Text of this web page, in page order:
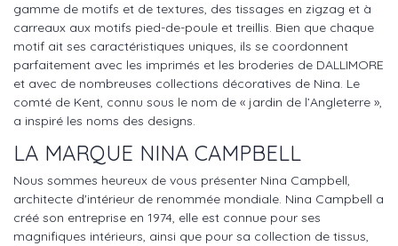
gamme de motifs et de textures, des tissages en zigzag et à
carreaux aux motifs pied-de-poule et treillis. Bien que chaque
motif ait ses caractéristiques uniques, ils se coordonnent
parfaitement avec les imprimés et les broderies de DALLIMORE
et avec de nombreuses collections décoratives de Nina. Le
comté de Kent, connu sous le nom de « jardin de l’Angleterre »,
a inspiré les noms des designs.
LA MARQUE NINA CAMPBELL
Nous sommes heureux de vous présenter Nina Campbell,
architecte d'intérieur de renommée mondiale. Nina Campbell a
créé son entreprise en 1974, elle est connue pour ses
magnifiques intérieurs, ainsi que pour sa collection de tissus,